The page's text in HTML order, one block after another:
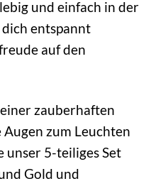
und einfach in der
entspannt
auf den
zauberhaften
zum Leuchten
unser 5-teiliges Set
Gold und